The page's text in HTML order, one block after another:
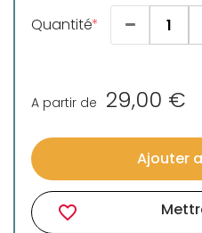
Quantité
A partir de 29,00 €
Ajouter
favorite_border